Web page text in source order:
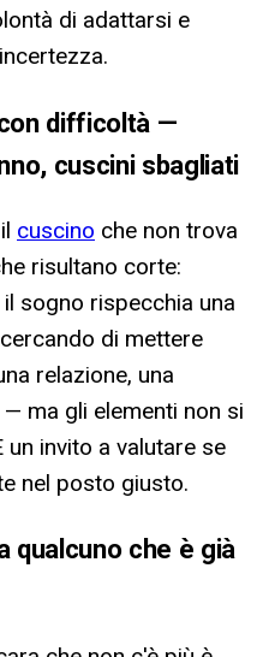
di adattarsi e
difficoltà —
cuscini sbagliati
cuscino che non trova
risultano corte:
sogno rispecchia una
di mettere
relazione, una
ma gli elementi non si
invito a valutare se
nel posto giusto.
qualcuno che è già